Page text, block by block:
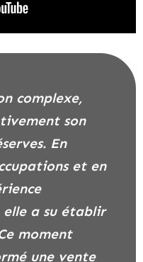
son
En
et en
elle a su établir
moment
une vente